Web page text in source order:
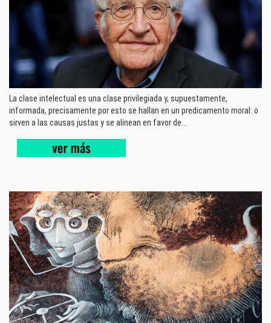
La clase intelectual es una clase privilegiada y, supuestamente,
informada, precisamente por esto se hallan en un predicamento moral: o
sirven a las causas justas y se alinean en favor de...